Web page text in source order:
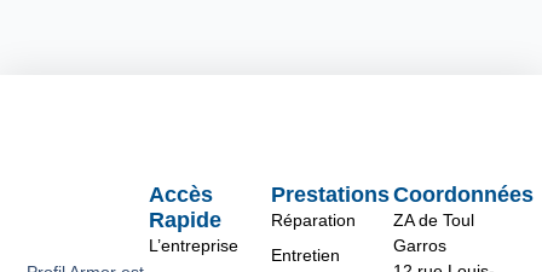
Prestations
Réparation
Entretien
Accès
Rapide
L’entreprise
Coordonnées
ZA de Toul
Garros